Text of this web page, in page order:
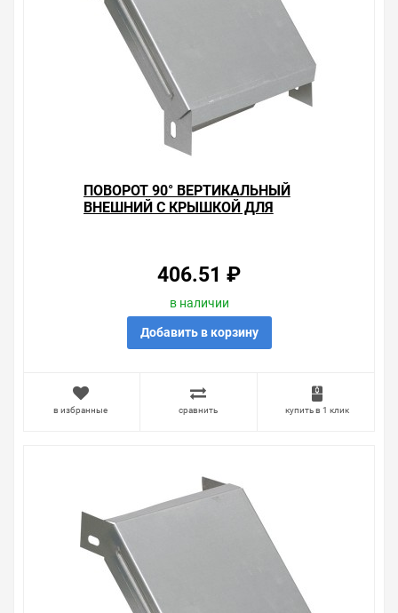
времени. Есть поиск по позициям.
Весь товар сертифицирован, отвечает требованиям
качества. Мы работаем с проверенными
поставщиками, продаем товар от давно
зарекомендовавших себя брендов.
Быстрая доставка в любой город – несколько
вариантов, вы всегда можете выбрать наиболее
крышкой для лотков 100х500 ИЭК , можно получить в
пункте выдачи, или заказать курьерскую доставку до
двери. Закажите выгодную доставку в Ваш город или
предлагают, а не покупать то, что нужно, что хочется.
Брак – это исключение в нашем ассортименте. Если он
выявлен, то возврат товара осуществляется в
соответствии с Законом Российской Федерации «О
защите прав потребителя». Это не значит, что нужно
Правила, согласно которым урегулируется проблема,
очень простые. Мы просто заменяем некачественный
товар на то, который соответствует ожиданиям, или
крышкой для лотков 100х500 ИЭК на складе уточняйте
у менеджера. Также можно получить консультацию по
тому, что мы продаем, узнать преимущества
конкретного товара, получить информацию об
отличительных особенностях товара, который вы
собираетесь купить. Мы всегда рады помочь,
посоветовать, рассказать подробно о товарах из
нашего ассортимента.
ПОВОРОТ 90° ВЕРТИКАЛЬНЫЙ
ВНЕШНИЙ С КРЫШКОЙ ДЛЯ
406.51 ₽
в наличии
Добавить в корзину
в избранные сравнить купить в 1 клик